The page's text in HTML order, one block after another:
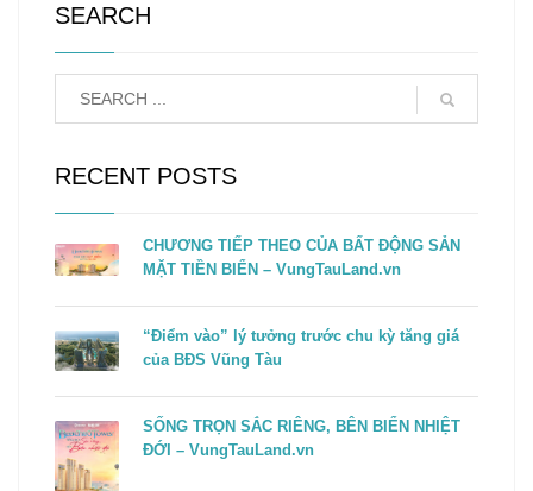
SEARCH
RECENT POSTS
CHƯƠNG TIẾP THEO CỦA BẤT ĐỘNG SẢN
MẶT TIỀN BIỂN – VungTauLand.vn
“Điểm vào” lý tưởng trước chu kỳ tăng giá
của BĐS Vũng Tàu
SỐNG TRỌN SẮC RIÊNG, BÊN BIỂN NHIỆT
ĐỚI – VungTauLand.vn